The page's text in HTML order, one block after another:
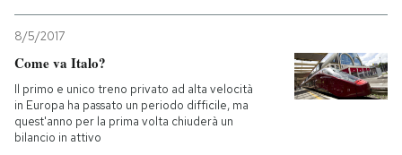
8/5/2017
Come va Italo?
Il primo e unico treno privato ad alta velocità
in Europa ha passato un periodo difficile, ma
quest'anno per la prima volta chiuderà un
bilancio in attivo